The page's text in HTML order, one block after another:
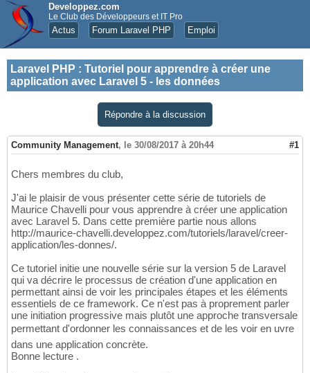
Developpez.com
Le Club des Développeurs et IT Pro
Actus Forum Laravel PHP Emploi
Laravel PHP : Tutoriel pour apprendre à créer une
application avec Laravel 5 - les données
Répondre à la discussion
Community Management, le 30/08/2017 à 20h44 #1
Chers membres du club,
J'ai le plaisir de vous présenter cette série de tutoriels de
Maurice Chavelli pour vous apprendre à créer une application
avec Laravel 5. Dans cette première partie nous allons
http://maurice-chavelli.developpez.com/tutoriels/laravel/creer-
application/les-donnes/.
Ce tutoriel initie une nouvelle série sur la version 5 de Laravel
qui va décrire le processus de création d'une application en
permettant ainsi de voir les principales étapes et les éléments
essentiels de ce framework. Ce n'est pas à proprement parler
une initiation progressive mais plutôt une approche transversale
permettant d'ordonner les connaissances et de les voir en uvre
dans une application concrète.
Bonne lecture .